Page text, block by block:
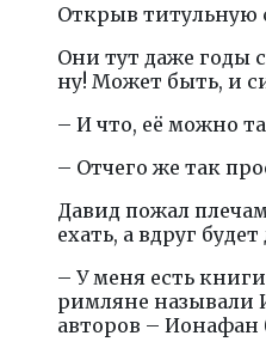
Открыв титульную
Они тут даже годы
ну! Может быть, и
– И что, её можно
– Отчего же так
Давид пожал
ехать, а вдруг
– У меня есть
римляне называли
авторов – Ионафан